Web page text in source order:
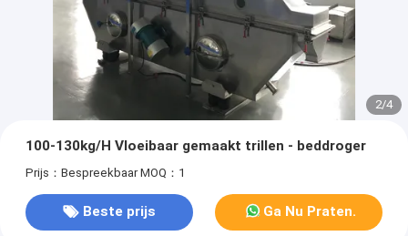
2/4
100-130kg/H Vloeibaar gemaakt trillen - beddroger
Prijs：Bespreekbaar MOQ：1
Beste prijs Ga Nu Praten.